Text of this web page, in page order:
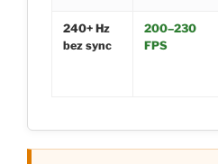
240+ Hz
bez sync
200–230
FPS